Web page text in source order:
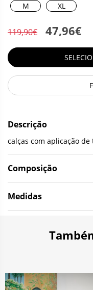
M
XL
119,90€ 47,96€
Descrição
calças com aplicação
Composição
Medidas